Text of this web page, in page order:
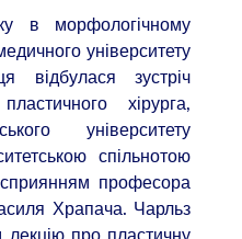
в морфологічному
університету
відбулася зустріч
хірурга,
університету
спільнотою
професора
Храпача. Чарльз